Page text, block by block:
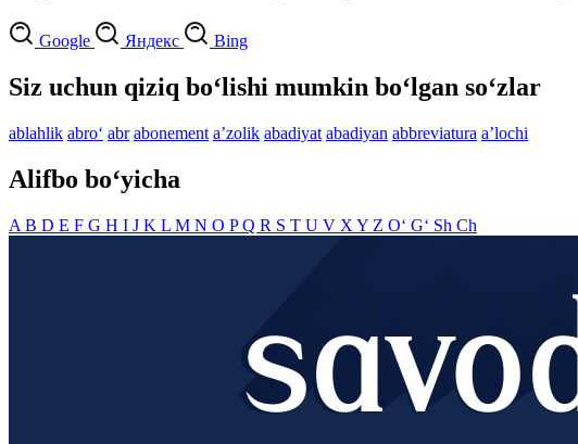
Google Яндекс Bing
Siz uchun qiziq bo‘lishi mumkin bo‘lgan so‘zlar
ablahlik abro‘ abr abonement aʼzolik abadiyat abadiyan abbreviatura aʼlochi
Alifbo bo‘yicha
A B D E F G H I J K L M N O PQ R S T U V X Y Z O‘ G‘ Sh Ch